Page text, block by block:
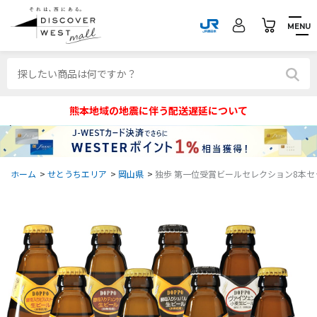
MENU
熊本地域の地震に伴う配送遅延について
ホーム > せとうちエリア > 岡山県 > 独歩 第一位受賞ビールセレクション8本